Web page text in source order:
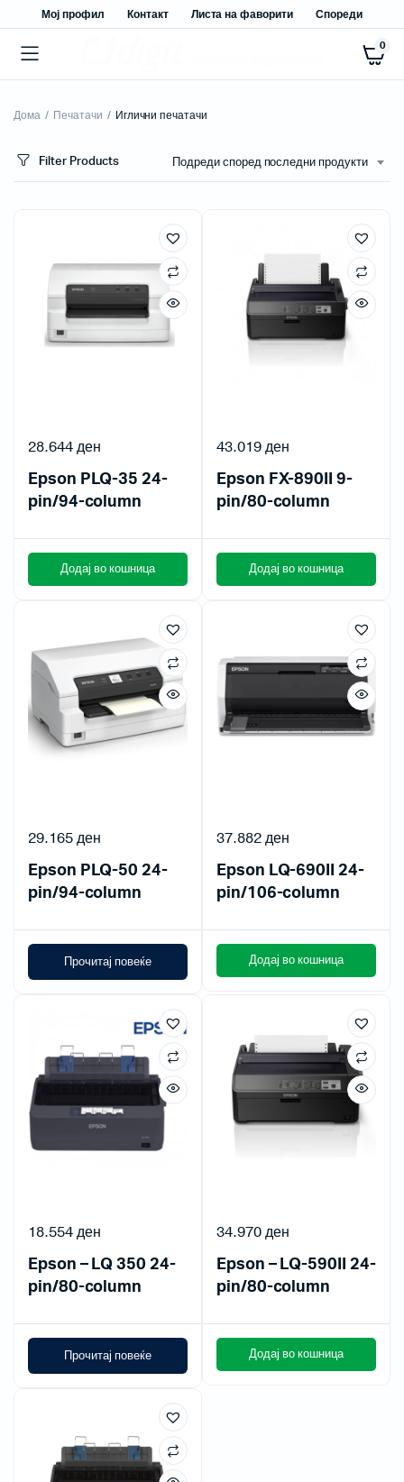
Мој профил Контакт Листа на фаворити Спореди
0
Дома Печатачи Иглични печатачи
Filter Products Подреди според последни продукти
Epson PLQ-35 24-
pin/94-column
28.644ден
Додај во кошница
Epson FX-890II 9-
pin/80-column
43.019ден
Додај во кошница
Epson PLQ-50 24-
pin/94-column
29.165ден
Прочитај повеќе
Epson LQ-690II 24-
pin/106-column
37.882ден
Додај во кошница
Epson – LQ 350 24-
pin/80-column
18.554ден
Прочитај повеќе
Epson – LQ-590II 24-
pin/80-column
34.970ден
Додај во кошница